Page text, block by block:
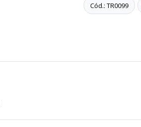
Cód.: TR0099